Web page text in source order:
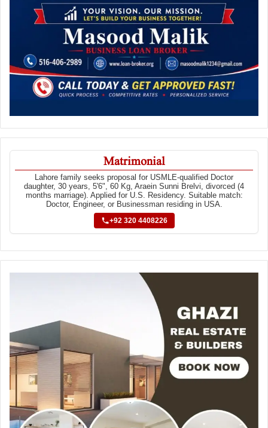
Matrimonial
Lahore family seeks proposal for USMLE-qualified Doctor
daughter, 30 years, 5'6", 60 Kg, Araein Sunni Brelvi, divorced (4
months marriage). Applied for U.S. Residency. Suitable match:
Doctor, Engineer, or Businessman residing in USA.
+92 320 4408226